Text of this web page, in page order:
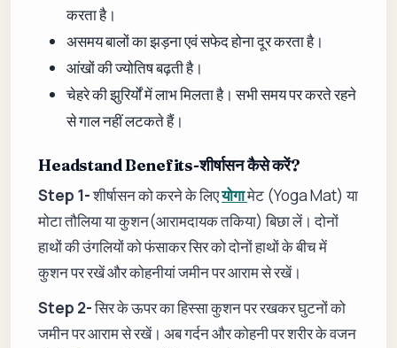
करता है।
असमय बालों का झड़ना एवं सफेद होना दूर करता है।
आंखों की ज्योतिष बढ़ती है।
चेहरे की झुरिर्यों में लाभ मिलता है। सभी समय पर करते रहने
से गाल नहीं लटकते हैं।
Headstand Benefits-शीर्षासन कैसे करें?
Step 1-शीर्षासन को करने के लिएयोगामेट (Yoga Mat) या
मोटा तौलिया या कुशन(आरामदायक तकिया) बिछा लें। दोनों
हाथों की उंगलियों को फंसाकर सिर को दोनों हाथों के बीच में
कुशन पर रखें और कोहनीयां जमीन पर आराम से रखें।
Step 2-सिर के ऊपर का हिस्सा कुशन पर रखकर घुटनों को
जमीन पर आराम से रखें। अब गर्दन और कोहनी पर शरीर के वजन